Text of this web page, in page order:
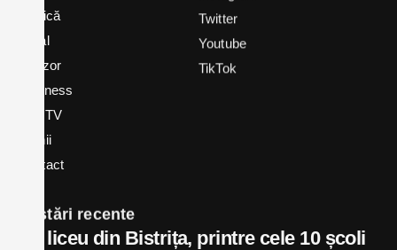
Politică
Local
In vizor
Business
Bex TV
Opinii
Contact
Twitter
Youtube
TikTok
Postări recente
Un liceu din Bistrița, printre cele 10 școli